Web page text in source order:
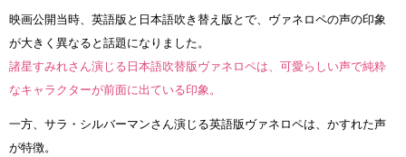
映画公開当時、英語版と日本語吹き替え版とで、ヴァネロペの声の印象
が大きく異なると話題になりました。
諸星すみれさん演じる日本語吹替版ヴァネロペは、可愛らしい声で純粋
なキャラクターが前面に出ている印象。
一方、サラ・シルバーマンさん演じる英語版ヴァネロペは、かすれた声
が特徴。